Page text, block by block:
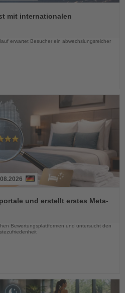
mit internationalen
erwartet Besucher ein abwechslungsreicher
und erstellt erstes Meta-
Bewertungsplattformen und untersucht den